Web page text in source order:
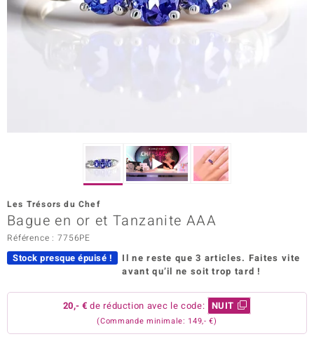
Les Trésors du Chef
Bague en or et Tanzanite AAA
Référence : 7756PE
Stock presque épuisé ! Il ne reste que 3 articles. Faites vite
avant qu’il ne soit trop tard !
20,- € de réduction avec le code: NUIT
(Commande minimale: 149,- €)